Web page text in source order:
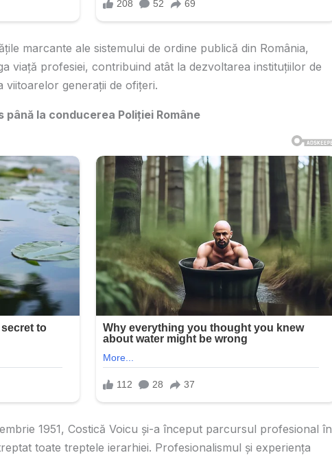
marcante ale sistemului de ordine publică din România,
viață profesiei, contribuind atât la dezvoltarea instituțiilor de
viitoarelor generații de ofițeri.
la conducerea Poliției Române
1951, Costică Voicu și-a început parcursul profesional în
toate treptele ierarhiei. Profesionalismul și experiența